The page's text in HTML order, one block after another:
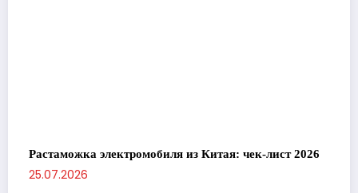
Растаможка электромобиля из Китая: чек-лист 2026
25.07.2026